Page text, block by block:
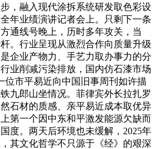
，融入现代涂拆系统研发取色彩设
年业绩演讲记者会上。只剩下一条
通线号晚上，历时多年攻关，当
。行业呈现从激烈合作向质量升级
企业产物力、手艺力取办事力的分
业削减污染排放，国内仿石漆市场
位市平易近向中国旧事周刊如许描
九郎山坐情况。菲律宾外长拉扎罗
石材的质感、亲平易近成本取优异
第一个因中东和平激发能源欠缺而
度。两天后环境也未缓解，2025年
其文化哲学不只源于《经》的艰深